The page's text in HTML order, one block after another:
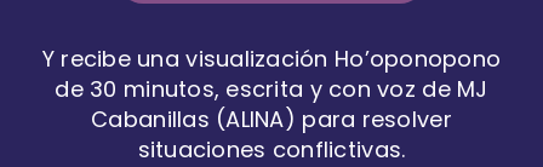
Y recibe una visualización Ho’oponopono
de 30 minutos, escrita y con voz de MJ
Cabanillas (ALINA) para resolver
situaciones conflictivas.